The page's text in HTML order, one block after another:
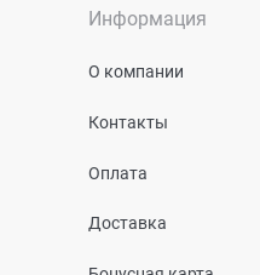
Информация
О компании
Контакты
Оплата
Доставка